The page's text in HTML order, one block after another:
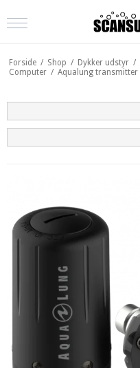
Forside / Shop / Dykker udstyr /
Computer / Aqualung transmitter